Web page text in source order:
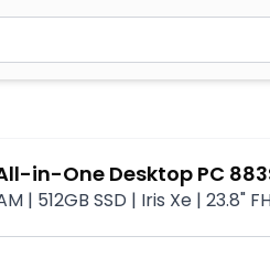
və ya nəticələr
in-One Desktop PC
| 512GB SSD | Iris Xe | 23.8"